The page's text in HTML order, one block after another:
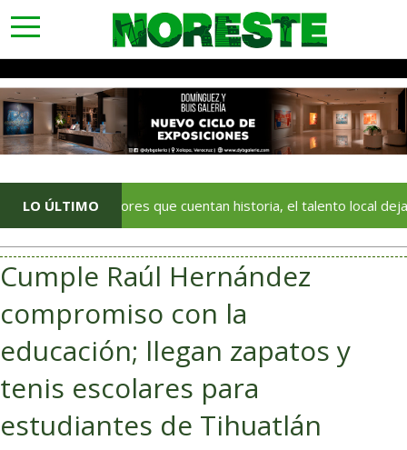
toggle
navigation
LO ÚLTIMO
Con colores que cuentan historia, el talento local deja huella en
Cumple Raúl Hernández
compromiso con la
educación; llegan zapatos y
tenis escolares para
estudiantes de Tihuatlán